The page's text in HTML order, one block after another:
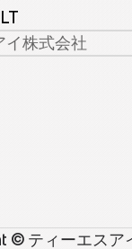
イ株式会社
© ティーエスア